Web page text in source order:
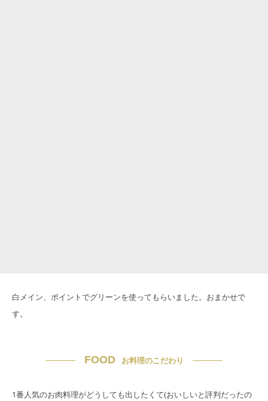
白メイン、ポイントでグリーンを使ってもらいました。おまかせで
す。
FOOD お料理のこだわり
1番人気のお肉料理がどうしても出したくて(おいしいと評判だったの